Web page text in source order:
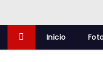
Inicio